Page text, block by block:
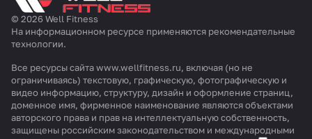
© 2026 Well Fitness
На информационном ресурсе применяются рекомендательные
технологии.
Все ресурсы сайта www.wellfitness.ru, включая (но не
ограничиваясь) текстовую, графическую, фотографическую и
видео информацию, структуру, дизайн и оформление страниц,
доменное имя, фирменное наименование являются объектами
авторского права и прав на интеллектуальную собственность,
защищены российским законодательством и международными